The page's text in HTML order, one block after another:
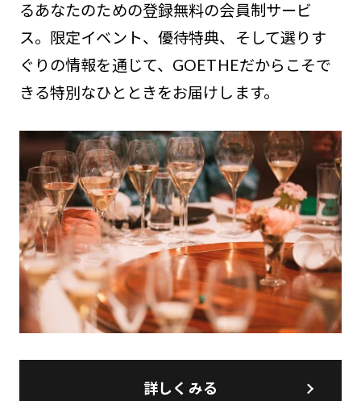
るあなたのための登録無料の会員制サービ
ス。限定イベント、優待特典、そして選りす
ぐりの情報を通じて、GOETHEだからこそで
きる特別なひとときをお届けします。
詳しくみる